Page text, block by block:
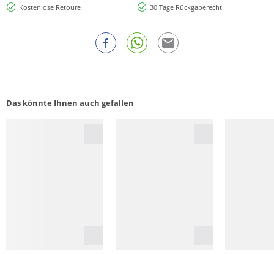
Kostenlose Retoure
30 Tage Rückgaberecht
Das könnte Ihnen auch gefallen